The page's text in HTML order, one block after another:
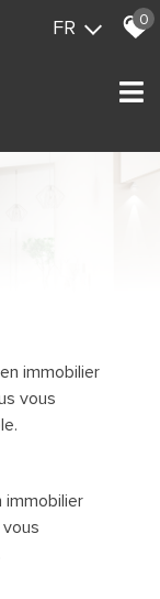
FR 0
immobilier
vous
immobilier